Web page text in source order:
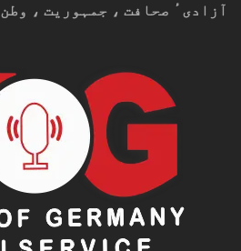
آزادیٴ صحافت ، جمہوریت ، وطن